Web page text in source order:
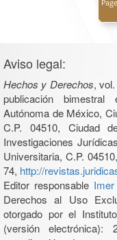
Aviso legal:
Hechos y Derechos,
publicación
Autónoma de México,
C.P. 04510, Ciudad
Investigaciones
Universitaria, C.P.
74, http://
Editor responsable
Derechos al Uso
otorgado por el
(versión electrónica):